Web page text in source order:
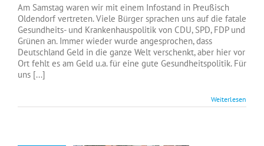
AfD
Infostand
in
Preußisch
Oldendorf
–
AfD
Am Samstag waren wir mit einem Infostand in Preußisch
Oldendorf vertreten. Viele Bürger sprachen uns auf die fatale
Gesundheits- und Krankenhauspolitik von CDU, SPD, FDP und
Grünen an. Immer wieder wurde angesprochen, dass
Deutschland Geld in die ganze Welt verschenkt, aber hier vor
Ort fehlt es am Geld u.a. für eine gute Gesundheitspolitik. Für
uns [...]
Weiterlesen